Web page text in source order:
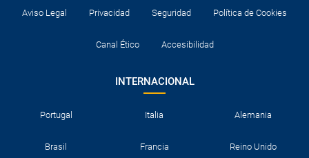
Aviso Legal Privacidad Seguridad Política de Cookies
Canal Ético Accesibilidad
INTERNACIONAL
Portugal Italia Alemania
Brasil Francia Reino Unido